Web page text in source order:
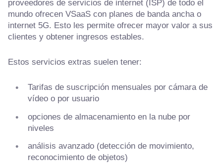
proveedores de servicios de internet (ISP) de todo el
mundo ofrecen VSaaS con planes de banda ancha o
internet 5G. Esto les permite ofrecer mayor valor a sus
clientes y obtener ingresos estables.
Estos servicios extras suelen tener:
Tarifas de suscripción mensuales por cámara de
vídeo o por usuario
opciones de almacenamiento en la nube por
niveles
análisis avanzado (detección de movimiento,
reconocimiento de objetos)